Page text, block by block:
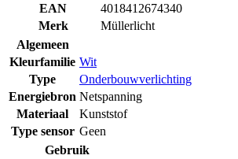
EAN
4018412674340
Merk
Müllerlicht
Algemeen
Kleurfamilie Wit
Type
Onderbouwverlichting
Energiebron Netspanning
Materiaal
Kunststof
Type sensor Geen
Gebruik